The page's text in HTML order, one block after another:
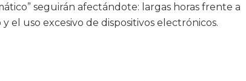
seguirán afectándote: largas horas frente a
el uso excesivo de dispositivos electrónicos.